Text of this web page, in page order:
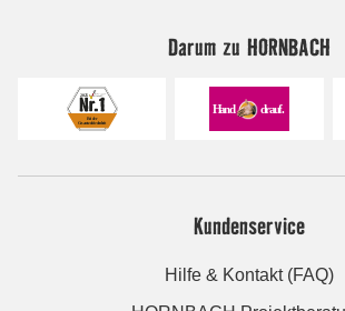
Darum zu HORNBACH
Kundenservice
Hilfe & Kontakt (FAQ)